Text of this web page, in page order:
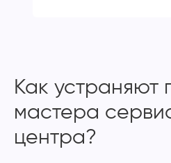
Как устраняют
мастера
центра?